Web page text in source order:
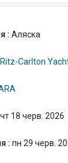
: Аляска
Carlton
чт 18 черв. 2026
: пн 29 черв.